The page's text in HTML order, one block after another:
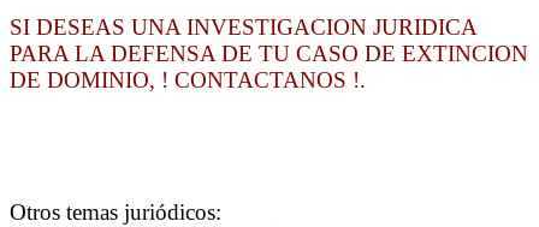
SI DESEAS UNA INVESTIGACION JURIDICA
PARA LA DEFENSA DE TU CASO DE EXTINCION
DE DOMINIO, ! CONTACTANOS !.
Otros temas juriódicos: